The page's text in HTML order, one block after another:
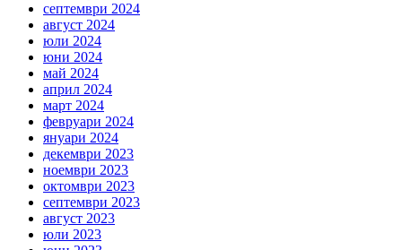
септември 2024
август 2024
юли 2024
юни 2024
май 2024
април 2024
март 2024
февруари 2024
януари 2024
декември 2023
ноември 2023
октомври 2023
септември 2023
август 2023
юли 2023